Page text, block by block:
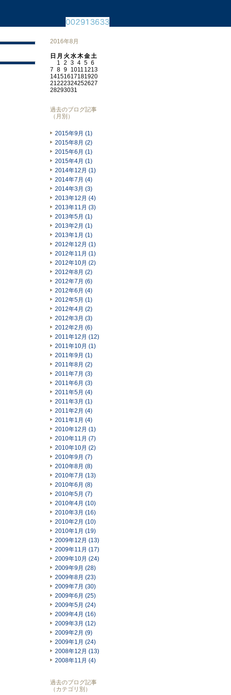
2016年8月
日 月 火 水木金土
1 2 3 4 5 6
7 8 9 1011 1213
14151617181920
21222324252627
28293031
過去のブログ記事
（月別）
2015年9月 (1)
2015年8月 (2)
2015年6月 (1)
2015年4月 (1)
2014年12月 (1)
2014年7月 (4)
2014年3月 (3)
2013年12月 (4)
2013年11月 (3)
2013年5月 (1)
2013年2月 (1)
2013年1月 (1)
2012年12月 (1)
2012年11月 (1)
2012年10月 (2)
2012年8月 (2)
2012年7月 (6)
2012年6月 (4)
2012年5月 (1)
2012年4月 (2)
2012年3月 (3)
2012年2月 (6)
2011年12月 (12)
2011年10月 (1)
2011年9月 (1)
2011年8月 (2)
2011年7月 (3)
2011年6月 (3)
2011年5月 (4)
2011年3月 (1)
2011年2月 (4)
2011年1月 (4)
2010年12月 (1)
2010年11月 (7)
2010年10月 (2)
2010年9月 (7)
2010年8月 (8)
2010年7月 (13)
2010年6月 (8)
2010年5月 (7)
2010年4月 (10)
2010年3月 (16)
2010年2月 (10)
2010年1月 (19)
2009年12月 (13)
2009年11月 (17)
2009年10月 (24)
2009年9月 (28)
2009年8月 (23)
2009年7月 (30)
2009年6月 (25)
2009年5月 (24)
2009年4月 (16)
2009年3月 (12)
2009年2月 (9)
2009年1月 (24)
2008年12月 (13)
2008年11月 (4)
過去のブログ記事
（カテゴリ別）